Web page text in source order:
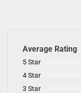
Average Rating
5 Star
4 Star
3 Star